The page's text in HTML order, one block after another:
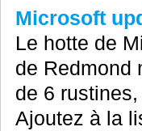
Microsoft
Le hotte de
de Redmond
de 6
Ajoutez à la